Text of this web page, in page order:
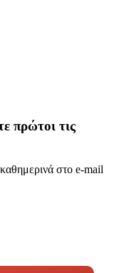
πρώτοι τις
στο e-mail